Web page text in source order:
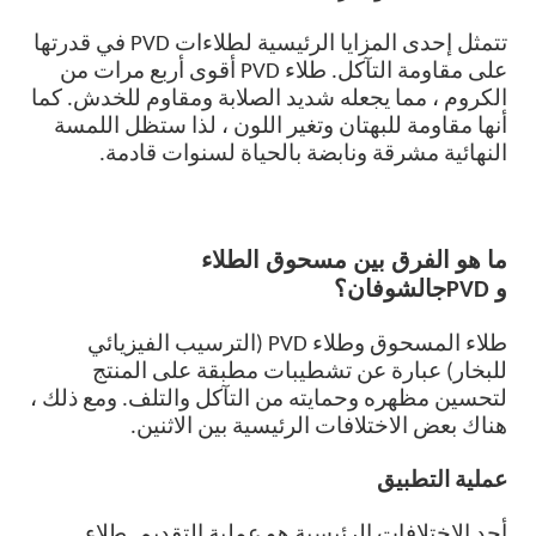
تتمثل إحدى المزايا الرئيسية لطلاءات PVD في قدرتها
على مقاومة التآكل. طلاء PVD أقوى أربع مرات من
الكروم ، مما يجعله شديد الصلابة ومقاوم للخدش. كما
أنها مقاومة للبهتان وتغير اللون ، لذا ستظل اللمسة
النهائية مشرقة ونابضة بالحياة لسنوات قادمة.
ما هو الفرق بين مسحوق الطلاء
و PVDجالشوفان؟
طلاء المسحوق وطلاء PVD (الترسيب الفيزيائي
للبخار) عبارة عن تشطيبات مطبقة على المنتج
لتحسين مظهره وحمايته من التآكل والتلف. ومع ذلك ،
هناك بعض الاختلافات الرئيسية بين الاثنين.
عملية التطبيق